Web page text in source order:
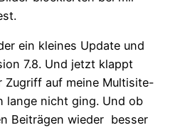
ein kleines Update und
7.8. Und jetzt klappt
Zugriff auf meine Multisite-
lange nicht ging. Und ob
Beiträgen wieder besser